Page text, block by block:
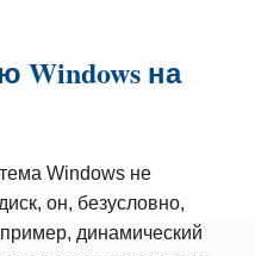
Windows на
Windows не
он, безусловно,
динамический